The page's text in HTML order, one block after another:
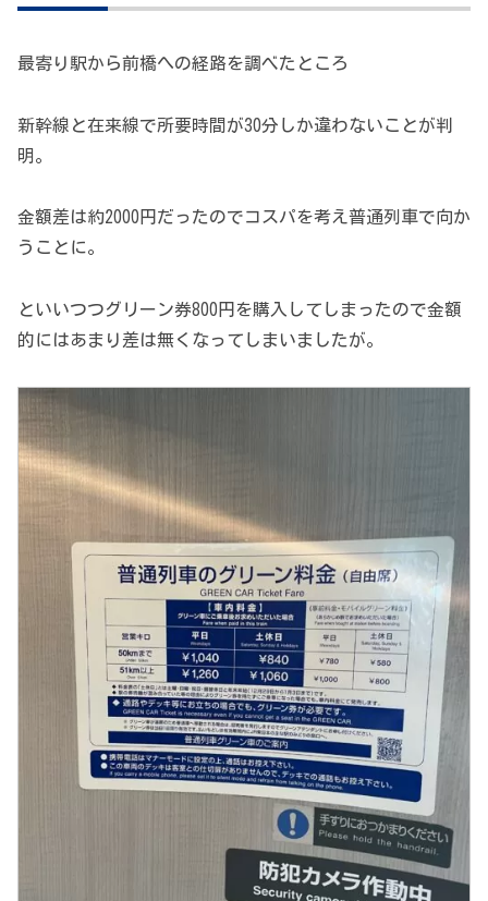
最寄り駅から前橋への経路を調べたところ
新幹線と在来線で所要時間が30分しか違わないことが判
明。
金額差は約2000円だったのでコスパを考え普通列車で向か
うことに。
といいつつグリーン券800円を購入してしまったので金額
的にはあまり差は無くなってしまいましたが。